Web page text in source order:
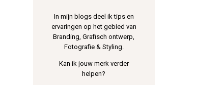
In mijn blogs deel ik tips en
ervaringen op het gebied van
Branding, Grafisch ontwerp,
Fotografie & Styling.
Kan ik jouw merk verder
helpen?